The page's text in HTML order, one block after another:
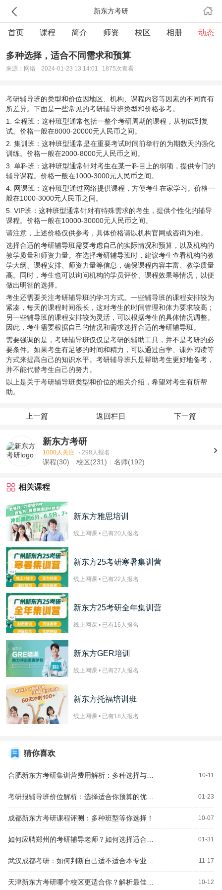
新东方考研
首页 课程 简介 师资 校区 相册 动态
多种选择，适合不同需求和预算
来源：网络 2024-01-23 13:14:01 1875次查看
考研辅导班的类型和价位因地区、机构、课程内容等因素的不同而有
所差异。下面是一些常见的考研辅导班类型和价格参考。
1. 全程班：这种班型通常包括一整个考研周期的课程，从初试到复
试。价格一般在8000-20000元人民币之间。
2. 集训班：这种班型通常是在重要考试时间前举行的为期数天的强化
训练。价格一般在2000-8000元人民币之间。
3. 单科班：这种班型通常针对考生在某一科目上的弱项，提供专门的
辅导课程。价格一般在1000-3000元人民币之间。
4. 网课班：这种班型通过网络提供课程，方便考生在家学习。价格一
般在1000-3000元人民币之间。
5. VIP班：这种班型通常针对有特殊需求的考生，提供个性化的辅导
课程。价格一般在10000-30000元人民币之间。
请注意，上述价格仅供参考，具体价格请以机构官网或咨询为准。
选择合适的考研辅导班需要考虑自己的实际情况和预算，以及机构的
教学质量和师资力量。在选择考研辅导班时，建议考生查看机构的教
学大纲、课程安排、师资力量等信息，确保课程内容丰富、教学质量
高。同时，考生也可以询问机构的学员评价、课程效果等情况，以便
做出明智的选择。
考生还需要关注考研辅导班的学习方式。一些辅导班的课程安排较为
紧凑，每天的课程时间很长，这对考生的时间管理和体力要求较高；
另一些辅导班的课程安排较为灵活，可以根据考生的具体情况调整。
因此，考生需要根据自己的情况和需求选择合适的考研辅导班。
需要强调的是，考研辅导班仅仅是考研的辅助工具，并不是考研的必
要条件。如果考生有足够的时间和精力，可以通过自学、课外阅读等
方式来提高自己的知识水平。考研辅导班只是帮助考生更好地备考，
并不能代替考生自己的努力。
以上是关于考研辅导班类型和价位的相关介绍，希望对考生有所帮
助。
上一篇 返回栏目 下一篇
新东方考研
1000人关注 · 298人报名
课程(30) 校区(231) 名师(192)
相关课程
新东方雅思培训
线上网课 • 已有20 人报名
新东方25考研寒暑集训营
线上网课 • 已有22 人报名
新东方25考研全年集训营
线上网课 • 已有16 人报名
新东方GER培训
线上网课 • 已有27 人报名
新东方托福培训班
线上网课 • 已有18 人报名
猜你喜欢
10-11
01-23
成都新东方考研课程评测：多种班型等你选择！ 10-07
01-31
11-17
10-12